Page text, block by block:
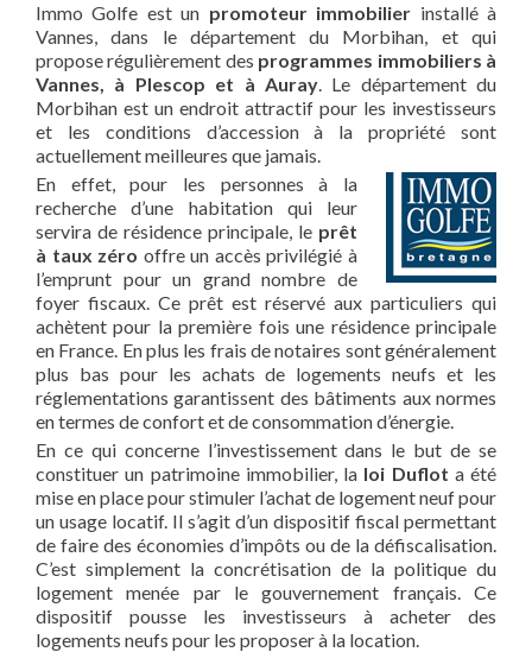
Immo Golfe est un promoteur immobilier installé à
Vannes, dans le département du Morbihan, et qui
propose régulièrement des programmes immobiliers à
Vannes, à Plescop et à Auray. Le département du
Morbihan est un endroit attractif pour les investisseurs
et les conditions d’accession à la propriété sont
actuellement meilleures que jamais.
En effet, pour les personnes à la
recherche d’une habitation qui leur
servira de résidence principale, le prêt
à taux zéro offre un accès privilégié à
l’emprunt pour un grand nombre de
foyer fiscaux. Ce prêt est réservé aux particuliers qui
achètent pour la première fois une résidence principale
en France. En plus les frais de notaires sont généralement
plus bas pour les achats de logements neufs et les
réglementations garantissent des bâtiments aux normes
en termes de confort et de consommation d’énergie.
En ce qui concerne l’investissement dans le but de se
constituer un patrimoine immobilier, la loi Duflot a été
mise en place pour stimuler l’achat de logement neuf pour
un usage locatif. Il s’agit d’un dispositif fiscal permettant
de faire des économies d’impôts ou de la défiscalisation.
C’est simplement la concrétisation de la politique du
logement menée par le gouvernement français. Ce
dispositif pousse les investisseurs à acheter des
logements neufs pour les proposer à la location.